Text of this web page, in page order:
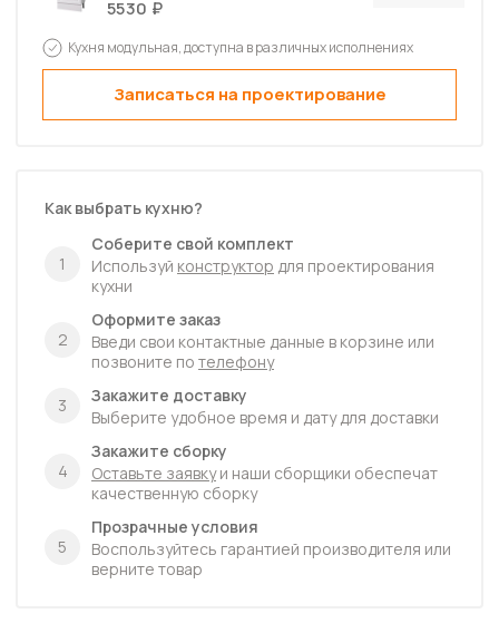
5530
Стол 80 с 3-мя ящиками Ева
Стол духовка 60 Ева
Кухня модульная, доступна в различных исполнениях
Записаться на проектирование
Как выбрать кухню?
1
Соберите свой комплект
Используй конструктор для проектирования
кухни
2
Оформите заказ
Введи свои контактные данные в корзине или
позвоните по телефону
3
Закажите доставку
Выберите удобное время и дату для доставки
4
Закажите сборку
Оставьте заявкуи наши сборщики обеспечат
качественную сборку
5
Прозрачные условия
Воспользуйтесь гарантией производителя или
верните товар